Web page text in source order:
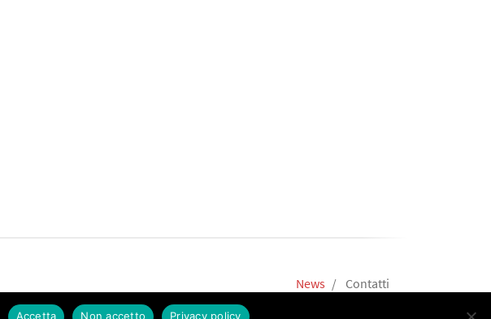
News Contatti
Accetta Non accetto Privacy policy